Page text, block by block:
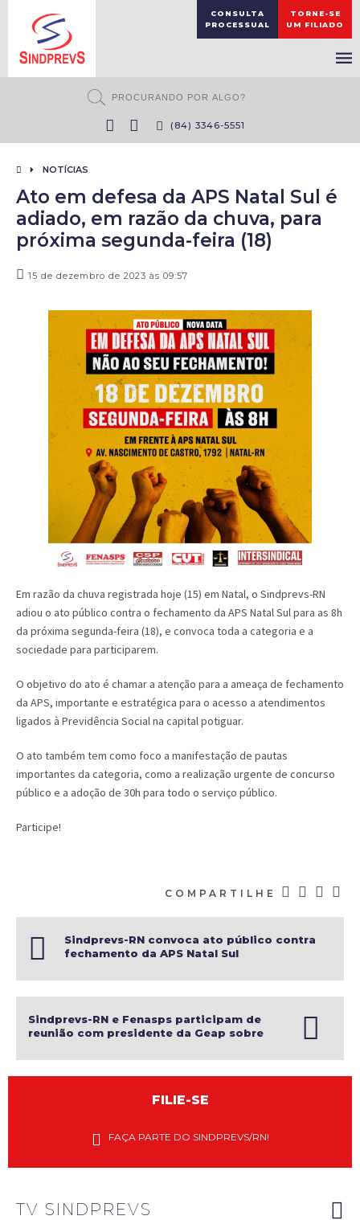
CONSULTA
PROCESSUAL
TORNE-SE
UM FILIADO
(84) 3346-5551
NOTÍCIAS
Ato em defesa da APS Natal Sul é
adiado, em razão da chuva, para
próxima segunda-feira (18)
15 de dezembro de 2023 às 09:57
Em razão da chuva registrada hoje (15) em Natal, o Sindprevs-RN
adiou o ato público contra o fechamento da APS Natal Sul para as 8h
da próxima segunda-feira (18), e convoca toda a categoria e a
sociedade para participarem.
O objetivo do ato é chamar a atenção para a ameaça de fechamento
da APS, importante e estratégica para o acesso a atendimentos
ligados à Previdência Social na capital potiguar.
O ato também tem como foco a manifestação de pautas
importantes da categoria, como a realização urgente de concurso
público e a adoção de 30h para todo o serviço público.
Participe!
COMPARTILHE
Sindprevs-RN convoca ato público contra
fechamento da APS Natal Sul
Sindprevs-RN e Fenasps participam de
reunião com presidente da Geap sobre
FILIE-SE
FAÇA PARTE DO SINDPREVS/RN!
TV SINDPREVS
explanam
do INSS